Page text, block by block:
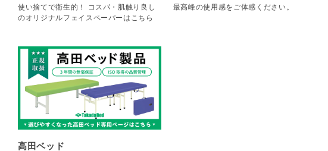
使い捨てで衛生的！ コスパ・肌触り良し
のオリジナルフェイスペーパーはこちら
最高峰の使用感をご体感ください。
高田ベッド